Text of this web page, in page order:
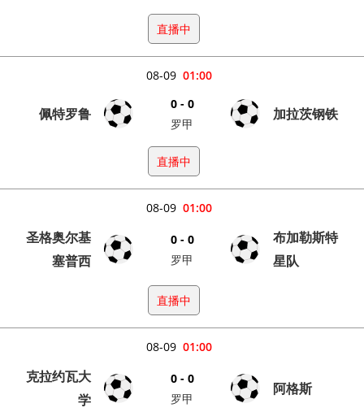
直播中
01:00
08-09
佩特罗鲁
0 - 0
罗甲
加拉茨钢铁
直播中
01:00
08-09
圣格奥尔基
塞普西
0 - 0
罗甲
布加勒斯特
星队
直播中
01:00
08-09
克拉约瓦大
学
0 - 0
罗甲
阿格斯